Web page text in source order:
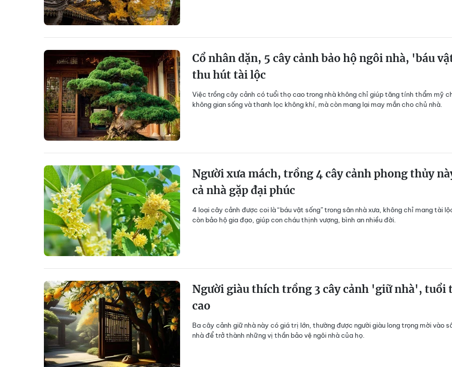
Cổ nhân dặn, 5 cây cảnh bảo hộ ngôi nhà, 'báu
thu hút tài lộc
Việc trồng cây cảnh có tuổi thọ cao trong nhà không chỉ giúp tăng tính thẩm mỹ
không gian sống và thanh lọc không khí, mà còn mang lại may mắn cho chủ nhà.
Người xưa mách, trồng 4 cây cảnh phong thủy
cả nhà gặp đại phúc
4 loại cây cảnh được coi là “báu vật sống” trong sân nhà xưa, không chỉ mang tài
còn bảo hộ gia đạo, giúp con cháu thịnh vượng, bình an nhiều đời.
Người giàu thích trồng 3 cây cảnh 'giữ nhà', tuổi
cao
Ba cây cảnh giữ nhà này có giá trị lớn, thường được người giàu long trọng mời vào
nhà để trở thành những vị thần bảo vệ ngôi nhà của họ.